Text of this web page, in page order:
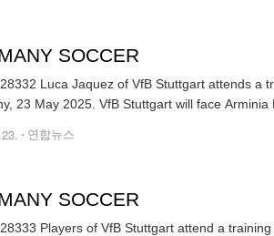
SOCCER
Luca Jaquez of VfB Stuttgart attends a
23 May 2025. VfB Stuttgart will face Arminia
연합뉴스
SOCCER
Players of VfB Stuttgart attend a